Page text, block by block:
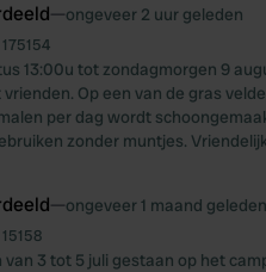
—ongeveer 2 uur geleden
175154
13:00u tot zondagmorgen 9
Op een van de gras
per dag wordt
zonder muntjes.
—ongeveer 1 maand geleden
15158
van 3 tot 5 juli gestaan op het